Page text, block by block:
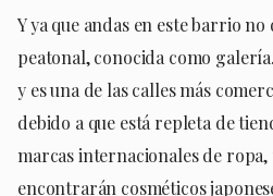
Y ya que andas en este barrio
peatonal, conocida como
y es una de las calles más
debido a que está repleta de
marcas internacionales de ropa,
encontrarán cosméticos